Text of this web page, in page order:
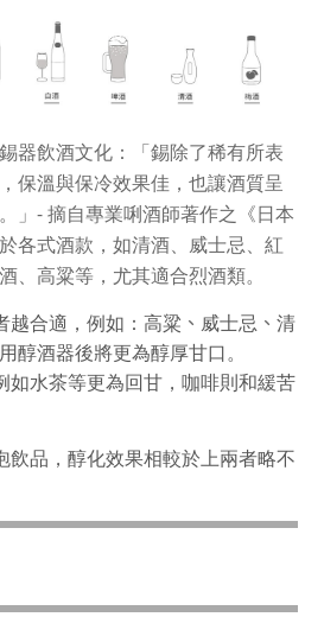
器飲酒文化：「錫除了稀有所表
保溫與保冷效果佳，也讓酒質呈
」 - 摘自專業唎酒師著作之《日本
各式酒款，如清酒、威士忌、紅
、高粱等，尤其適合烈酒類。
越合適，例如：高粱 、 威士忌 、 清
醇酒器後將更為醇厚甘口。
如水茶等更為回甘，咖啡則和緩苦
飲品，醇化效果相較於上兩者略不